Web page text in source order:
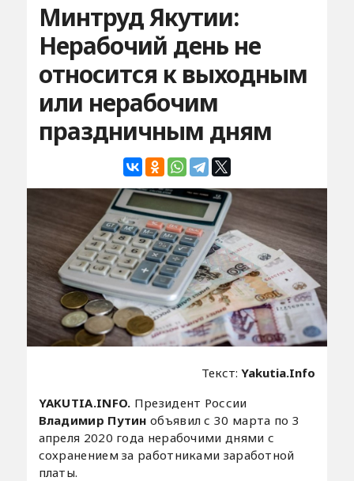
Минтруд Якутии:
Нерабочий день не
относится к выходным
или нерабочим
праздничным дням
Текст:Yakutia.Info
YAKUTIA.INFO. Президент России
Владимир Путин объявил с 30 марта по 3
апреля 2020 года нерабочими днями с
сохранением за работниками заработной
платы.